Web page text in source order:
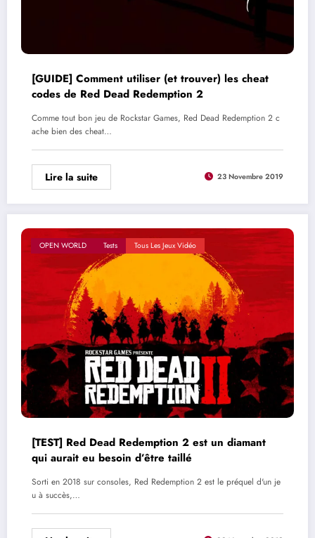
[GUIDE] Comment utiliser (et trouver) les cheat
codes de Red Dead Redemption 2
Comme tout bon jeu de Rockstar Games, Red Dead Redemption 2 c
ache bien des cheat…
Lire la suite 23 Novembre 2019
OPEN WORLD Tests Tous Les Jeux Vidéo
[TEST] Red Dead Redemption 2 est un diamant
qui aurait eu besoin d’être taillé
Sorti en 2018 sur consoles, Red Redemption 2 est le préquel d'un je
u à succès,…